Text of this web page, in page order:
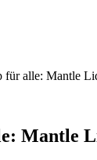
für alle: Mantle
Mantle